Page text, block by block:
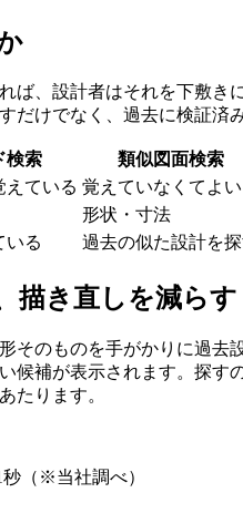
ば、設計者はそれを下敷き
だけでなく、過去に検証済
検索
類似図面検索
えている 覚えていなくてよい
形状・寸法
いる 過去の似た設計を
描き直しを減らす
そのものを手がかりに過
候補が表示されます。探
たります。
（※当社調べ）